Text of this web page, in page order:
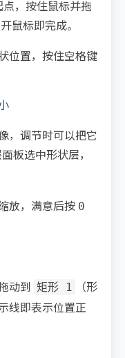
，按住鼠标并拖
鼠标即完成。
位置，按住空格键
，调节时可以把它
面板选中形状层，
放，满意后按 0
动到 矩形 1
（形
线即表示位置正